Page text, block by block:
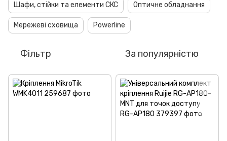
Шафи, стійки та елементи СКС Оптичне обладнання
Мережеві сховища Powerline
Фільтр За популярністю